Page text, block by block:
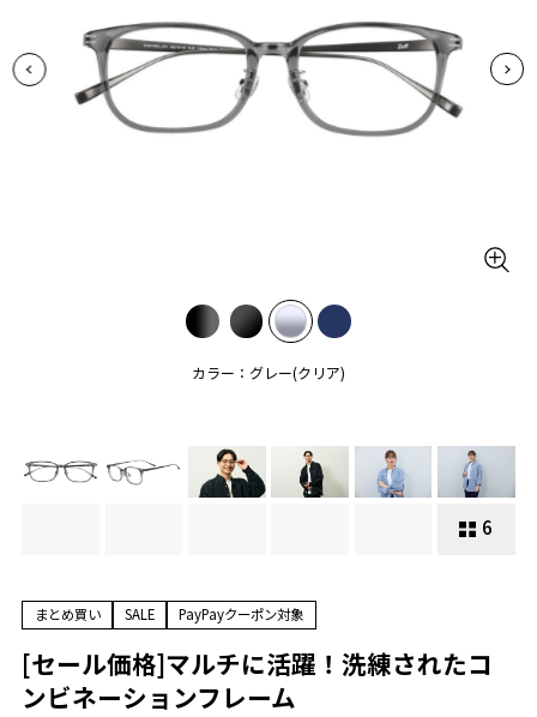
カラー：グレー(クリア)
6
まとめ買い SALE PayPayクーポン対象
[セール価格]マルチに活躍！洗練されたコ
ンビネーションフレーム